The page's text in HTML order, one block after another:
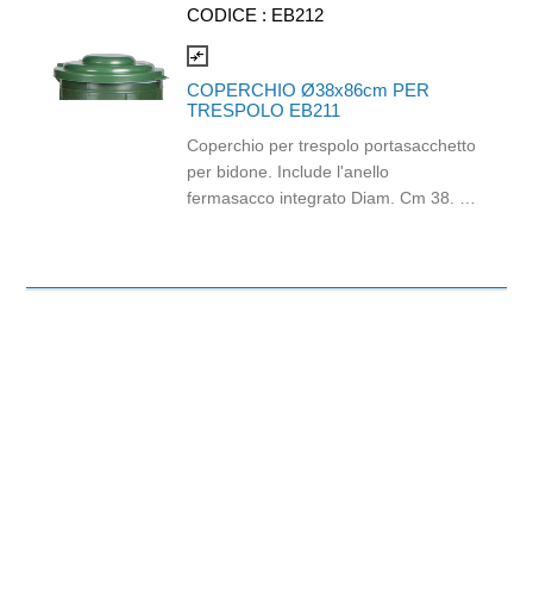
CODICE : EB212
compare_arrows
COPERCHIO Ø38x86cm PER
TRESPOLO EB211
Coperchio per trespolo portasacchetto
per bidone. Include l'anello
fermasacco integrato Diam. Cm 38. H.